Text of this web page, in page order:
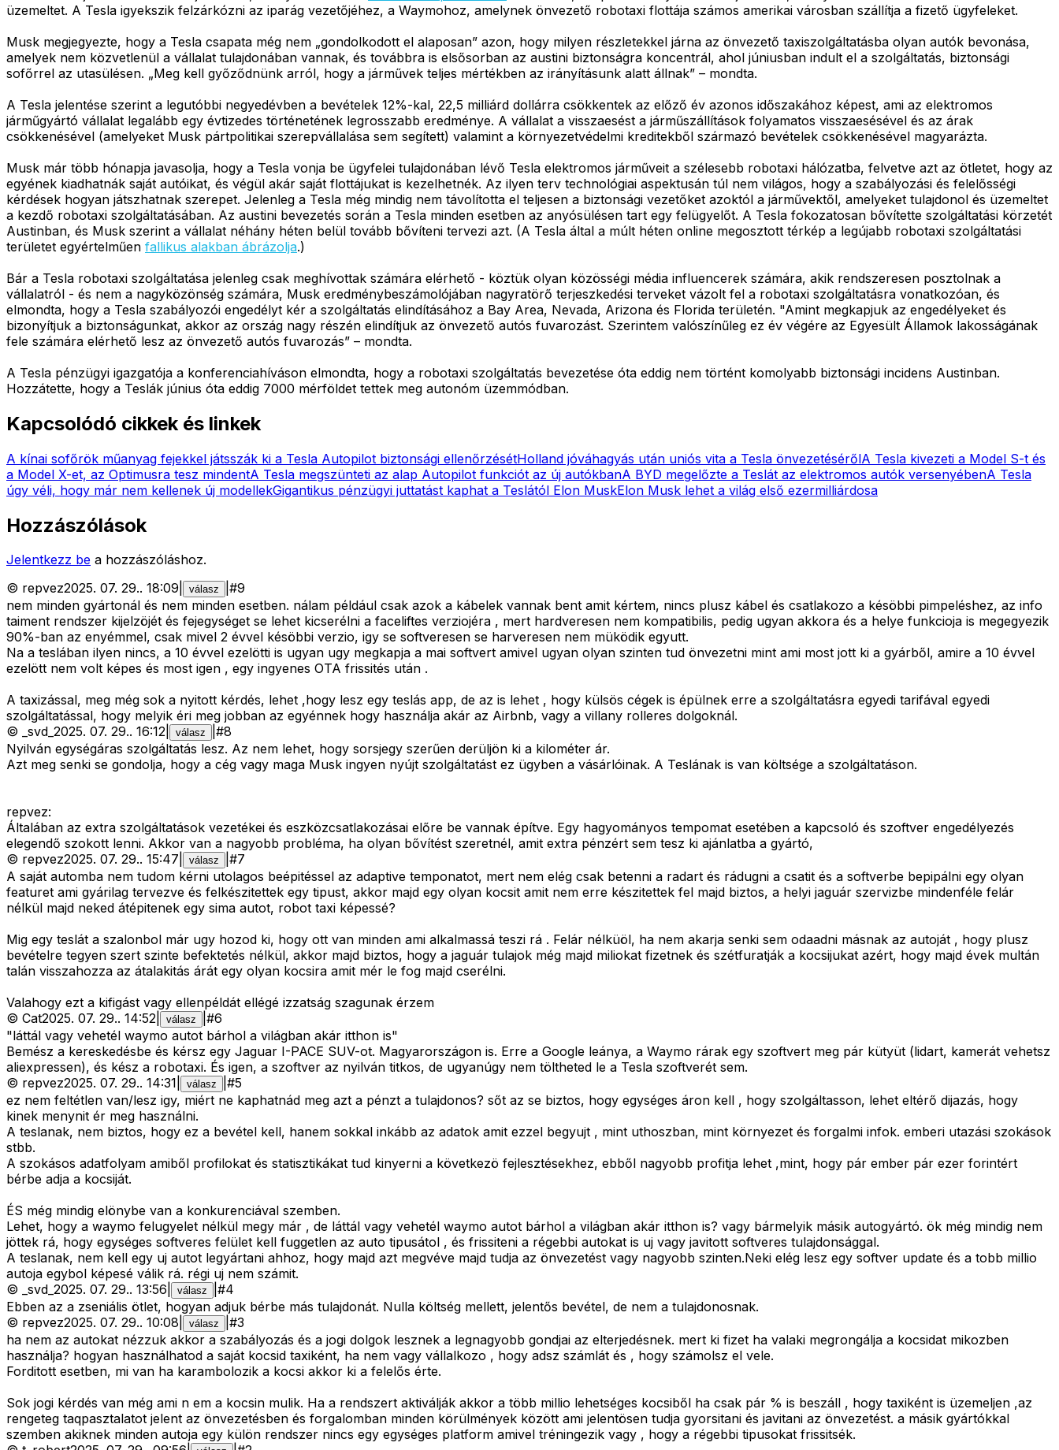
üzemeltet. A Tesla igyekszik felzárkózni az iparág vezetőjéhez, a Waymohoz, amelynek önvezető robotaxi flottája számos amerikai városban szállítja a fizető ügyfeleket.
Musk megjegyezte, hogy a Tesla csapata még nem „gondolkodott el alaposan” azon, hogy milyen részletekkel járna az önvezető taxiszolgáltatásba olyan autók bevonása,
amelyek nem közvetlenül a vállalat tulajdonában vannak, és továbbra is elsősorban az austini biztonságra koncentrál, ahol júniusban indult el a szolgáltatás, biztonsági
sofőrrel az utasülésen. „Meg kell győződnünk arról, hogy a járművek teljes mértékben az irányításunk alatt állnak” – mondta.
A Tesla jelentése szerint a legutóbbi negyedévben a bevételek 12%-kal, 22,5 milliárd dollárra csökkentek az előző év azonos időszakához képest, ami az elektromos
járműgyártó vállalat legalább egy évtizedes történetének legrosszabb eredménye. A vállalat a visszaesést a járműszállítások folyamatos visszaesésével és az árak
csökkenésével (amelyeket Musk pártpolitikai szerepvállalása sem segített) valamint a környezetvédelmi kreditekből származó bevételek csökkenésével magyarázta.
Musk már több hónapja javasolja, hogy a Tesla vonja be ügyfelei tulajdonában lévő Tesla elektromos járműveit a szélesebb robotaxi hálózatba, felvetve azt az ötletet, hogy az
egyének kiadhatnák saját autóikat, és végül akár saját flottájukat is kezelhetnék. Az ilyen terv technológiai aspektusán túl nem világos, hogy a szabályozási és felelősségi
kérdések hogyan játszhatnak szerepet. Jelenleg a Tesla még mindig nem távolította el teljesen a biztonsági vezetőket azoktól a járművektől, amelyeket tulajdonol és üzemeltet
a kezdő robotaxi szolgáltatásában. Az austini bevezetés során a Tesla minden esetben az anyósülésen tart egy felügyelőt. A Tesla fokozatosan bővítette szolgáltatási körzetét
Austinban, és Musk szerint a vállalat néhány héten belül tovább bővíteni tervezi azt. (A Tesla által a múlt héten online megosztott térkép a legújabb robotaxi szolgáltatási
területet egyértelműen fallikus alakban ábrázolja.)
Bár a Tesla robotaxi szolgáltatása jelenleg csak meghívottak számára elérhető - köztük olyan közösségi média influencerek számára, akik rendszeresen posztolnak a
vállalatról - és nem a nagyközönség számára, Musk eredménybeszámolójában nagyratörő terjeszkedési terveket vázolt fel a robotaxi szolgáltatásra vonatkozóan, és
elmondta, hogy a Tesla szabályozói engedélyt kér a szolgáltatás elindításához a Bay Area, Nevada, Arizona és Florida területén. "Amint megkapjuk az engedélyeket és
bizonyítjuk a biztonságunkat, akkor az ország nagy részén elindítjuk az önvezető autós fuvarozást. Szerintem valószínűleg ez év végére az Egyesült Államok lakosságának
fele számára elérhető lesz az önvezető autós fuvarozás” – mondta.
A Tesla pénzügyi igazgatója a konferenciahíváson elmondta, hogy a robotaxi szolgáltatás bevezetése óta eddig nem történt komolyabb biztonsági incidens Austinban.
Hozzátette, hogy a Teslák június óta eddig 7000 mérföldet tettek meg autonóm üzemmódban.
Kapcsolódó cikkek és linkek
A kínai sofőrök műanyag fejekkel játsszák ki a Tesla Autopilot biztonsági ellenőrzésétHolland jóváhagyás után uniós vita a Tesla önvezetésérőlA Tesla kivezeti a Model S-t és
a Model X-et, az Optimusra tesz mindentA Tesla megszünteti az alap Autopilot funkciót az új autókbanA BYD megelőzte a Teslát az elektromos autók versenyébenA Tesla
úgy véli, hogy már nem kellenek új modellekGigantikus pénzügyi juttatást kaphat a Teslától Elon MuskElon Musk lehet a világ első ezermilliárdosa
Hozzászólások
Jelentkezz be a hozzászóláshoz.
© repvez2025. 07. 29.. 18:09 válasz #9
nem minden gyártonál és nem minden esetben. nálam például csak azok a kábelek vannak bent amit kértem, nincs plusz kábel és csatlakozo a késöbbi pimpeléshez, az info
taiment rendszer kijelzöjét és fejegységet se lehet kicserélni a faceliftes verziojéra , mert hardveresen nem kompatibilis, pedig ugyan akkora és a helye funkcioja is megegyezik
90%-ban az enyémmel, csak mivel 2 évvel késöbbi verzio, igy se softveresen se harveresen nem müködik egyutt.
Na a teslában ilyen nincs, a 10 évvel ezelötti is ugyan ugy megkapja a mai softvert amivel ugyan olyan szinten tud önvezetni mint ami most jott ki a gyárből, amire a 10 évvel
ezelött nem volt képes és most igen , egy ingyenes OTA frissités után .
A taxizással, meg még sok a nyitott kérdés, lehet ,hogy lesz egy teslás app, de az is lehet , hogy külsös cégek is épülnek erre a szolgáltatásra egyedi tarifával egyedi
szolgáltatással, hogy melyik éri meg jobban az egyénnek hogy használja akár az Airbnb, vagy a villany rolleres dolgoknál.
©
_svd_ 2025. 07. 29.. 16:12 válasz #8
Nyilván egységáras szolgáltatás lesz. Az nem lehet, hogy sorsjegy szerűen derüljön ki a kilométer ár.
Azt meg senki se gondolja, hogy a cég vagy maga Musk ingyen nyújt szolgáltatást ez ügyben a vásárlóinak. A Teslának is van költsége a szolgáltatáson.
repvez:
Általában az extra szolgáltatások vezetékei és eszközcsatlakozásai előre be vannak építve. Egy hagyományos tempomat esetében a kapcsoló és szoftver engedélyezés
elegendő szokott lenni. Akkor van a nagyobb probléma, ha olyan bővítést szeretnél, amit extra pénzért sem tesz ki ajánlatba a gyártó,
© repvez2025. 07. 29.. 15:47 válasz #7
A saját automba nem tudom kérni utolagos beépitéssel az adaptive temponatot, mert nem elég csak betenni a radart és rádugni a csatit és a softverbe bepipálni egy olyan
featuret ami gyárilag tervezve és felkészitettek egy tipust, akkor majd egy olyan kocsit amit nem erre készitettek fel majd biztos, a helyi jaguár szervizbe mindenféle felár
nélkül majd neked átépitenek egy sima autot, robot taxi képessé?
Mig egy teslát a szalonbol már ugy hozod ki, hogy ott van minden ami alkalmassá teszi rá . Felár nélküöl, ha nem akarja senki sem odaadni másnak az autoját , hogy plusz
bevételre tegyen szert szinte befektetés nélkül, akkor majd biztos, hogy a jaguár tulajok még majd miliokat fizetnek és szétfuratják a kocsijukat azért, hogy majd évek multán
talán visszahozza az átalakitás árát egy olyan kocsira amit mér le fog majd cserélni.
Valahogy ezt a kifigást vagy ellenpéldát ellégé izzatság szagunak érzem
© Cat2025. 07. 29.. 14:52 válasz #6
"láttál vagy vehetél waymo autot bárhol a világban akár itthon is"
Bemész a kereskedésbe és kérsz egy Jaguar I-PACE SUV-ot. Magyarországon is. Erre a Google leánya, a Waymo rárak egy szoftvert meg pár kütyüt (lidart, kamerát vehetsz
aliexpressen), és kész a robotaxi. És igen, a szoftver az nyilván titkos, de ugyanúgy nem töltheted le a Tesla szoftverét sem.
© repvez2025. 07. 29.. 14:31 válasz #5
ez nem feltétlen van/lesz igy, miért ne kaphatnád meg azt a pénzt a tulajdonos? sőt az se biztos, hogy egységes áron kell , hogy szolgáltasson, lehet eltérő dijazás, hogy
kinek menynit ér meg használni.
A teslanak, nem biztos, hogy ez a bevétel kell, hanem sokkal inkább az adatok amit ezzel begyujt , mint uthoszban, mint környezet és forgalmi infok. emberi utazási szokások
stbb.
A szokásos adatfolyam amiből profilokat és statisztikákat tud kinyerni a következö fejlesztésekhez, ebből nagyobb profitja lehet ,mint, hogy pár ember pár ezer forintért
bérbe adja a kocsiját.
ÉS még mindig elönybe van a konkurenciával szemben.
Lehet, hogy a waymo felugyelet nélkül megy már , de láttál vagy vehetél waymo autot bárhol a világban akár itthon is? vagy bármelyik másik autogyártó. ök még mindig nem
jöttek rá, hogy egységes softveres felület kell fuggetlen az auto tipusátol , és frissiteni a régebbi autokat is uj vagy javitott softveres tulajdonsággal.
A teslanak, nem kell egy uj autot legyártani ahhoz, hogy majd azt megvéve majd tudja az önvezetést vagy nagyobb szinten.Neki elég lesz egy softver update és a tobb millio
autoja egybol képesé válik rá. régi uj nem számit.
©
_svd_ 2025. 07. 29.. 13:56 válasz #4
Ebben az a zseniális ötlet, hogyan adjuk bérbe más tulajdonát. Nulla költség mellett, jelentős bevétel, de nem a tulajdonosnak.
© repvez2025. 07. 29.. 10:08 válasz #3
ha nem az autokat nézzuk akkor a szabályozás és a jogi dolgok lesznek a legnagyobb gondjai az elterjedésnek. mert ki fizet ha valaki megrongálja a kocsidat mikozben
használja? hogyan használhatod a saját kocsid taxiként, ha nem vagy vállalkozo , hogy adsz számlát és , hogy számolsz el vele.
Forditott esetben, mi van ha karambolozik a kocsi akkor ki a felelős érte.
Sok jogi kérdés van még ami n em a kocsin mulik. Ha a rendszert aktiválják akkor a több millio lehetséges kocsiből ha csak pár % is beszáll , hogy taxiként is üzemeljen ,az
rengeteg taqpasztalatot jelent az önvezetésben és forgalomban minden körülmények között ami jelentösen tudja gyorsitani és javitani az önvezetést. a másik gyártókkal
szemben akiknek minden autoja egy külön rendszer nincs egy egységes platform amivel tréningezik vagy , hogy a régebbi tipusokat frissitsék.